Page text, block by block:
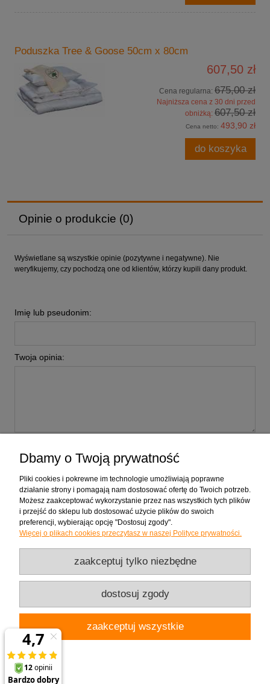
Poduszka Tree & Goose 50cm x 80cm
607,50 zł
Cena regularna: 675,00 zł
Najniższa cena z 30 dni przed
obniżką: 607,50 zł
Cena netto: 493,90 zł
do koszyka
Opinie o produkcie (0)
Wyświetlane są wszystkie opinie (pozytywne i negatywne). Nie
weryfikujemy, czy pochodzą one od klientów, którzy kupili dany produkt.
Imię lub pseudonim:
Twoja opinia:
Zakupy
Pomoc
Moje konto
Informacje
Użytkowanie sklepu oznacza zgodę na wykorzystywanie plików cookies. Szczegółowe
Dbamy o Twoją prywatność
Pliki cookies i pokrewne im technologie umożliwiają poprawne
działanie strony i pomagają nam dostosować ofertę do Twoich potrzeb.
Możesz zaakceptować wykorzystanie przez nas wszystkich tych plików
i przejść do sklepu lub dostosować użycie plików do swoich
preferencji, wybierając opcję "Dostosuj zgody".
Więcej o plikach cookies przeczytasz w naszej Polityce prywatności.
zaakceptuj tylko niezbędne
dostosuj zgody
zaakceptuj wszystkie